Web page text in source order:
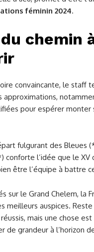
féminin 2024.
chemin
convaincante, le staff
approximations,
pour espérer monter
fulgurant des Bleues
conforte l’idée que le XV
être l’équipe à battre
sur le Grand Chelem, la
meilleurs auspices.
mais une chose
de grandeur à l’horizon